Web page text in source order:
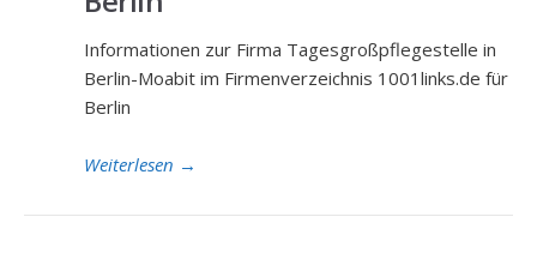
Informationen zur Firma Tagesgroßpflegestelle in
Berlin-Moabit im Firmenverzeichnis 1001links.de für
Berlin
Weiterlesen →